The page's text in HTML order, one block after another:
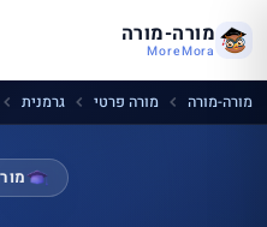
מורה-מורה
MoreMora
מורה-מורה מורה פרטי גרמנית